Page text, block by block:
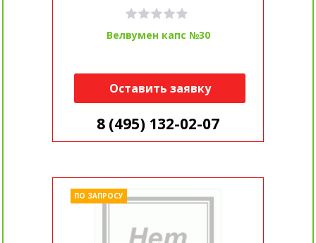
Велвумен капс №30
Оставить заявку
8 (495) 132-02-07
ПО ЗАПРОСУ